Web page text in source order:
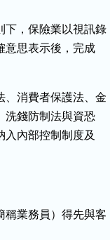
下，保險業以視訊錄
意思表示後，完成
、消費者保護法、金
洗錢防制法與資恐
入內部控制制度及
稱業務員）得先與客